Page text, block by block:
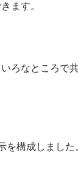
ます。
ろなところ
構成しまし